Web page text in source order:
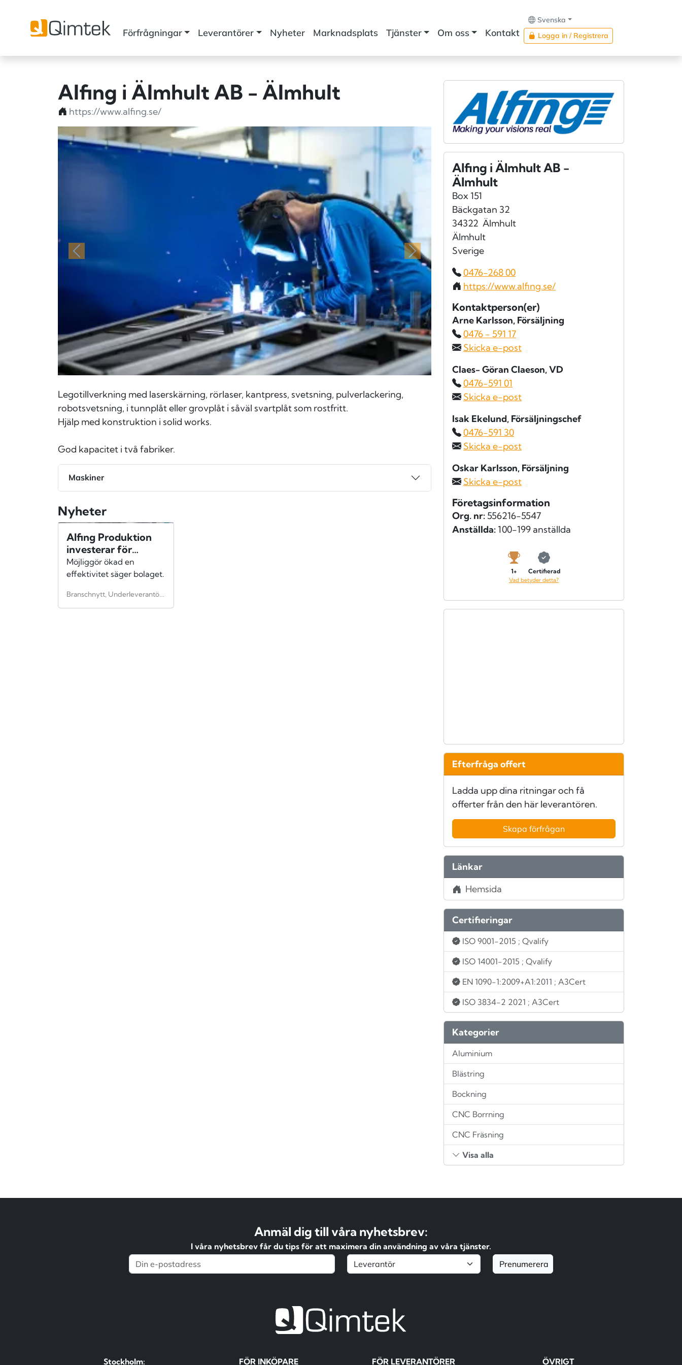
Förfrågningar Leverantörer Nyheter Marknadsplats Tjänster Om oss Kontakt
Svenska
Logga in / Registrera
Alfing i Älmhult AB - Älmhult
https://www.alfing.se/
Föregående Nästa
Legotillverkning med laserskärning, rörlaser, kantpress, svetsning, pulverlackering,
robotsvetsning, i tunnplåt eller grovplåt i såväl svartplåt som rostfritt.
Hjälp med konstruktion i solid works.
God kapacitet i två fabriker.
Maskiner
Nyheter
Alfing Produktion
investerar för
framtiden
Möjliggör ökad en
effektivitet säger bolaget.
Alfing i Älmhult AB -
Älmhult
Box 151
Bäckgatan 32
34322 Älmhult
Älmhult
Sverige
0476-268 00
https://www.alfing.se/
Kontaktperson(er)
Arne Karlsson, Försäljning
0476 - 591 17
Skicka e-post
Claes- Göran Claeson, VD
0476-591 01
Skicka e-post
Isak Ekelund, Försäljningschef
0476-591 30
Skicka e-post
Oskar Karlsson, Försäljning
Skicka e-post
Företagsinformation
Org. nr: 556216-5547
Anställda:100-199 anställda
1+ Certifierad
Vad betyder detta?
Efterfråga offert
Ladda upp dina ritningar och få
offerter från den här leverantören.
Skapa förfrågan
Länkar
Hemsida
Certifieringar
ISO 9001-2015 ; Qvalify
ISO 14001-2015 ; Qvalify
EN 1090-1:2009+A1:2011 ; A3Cert
ISO 3834-2 2021 ; A3Cert
Kategorier
Aluminium
Blästring
Bockning
CNC Borrning
CNC Fräsning
Visa alla
Anmäl dig till våra nyhetsbrev:
I våra nyhetsbrev får du tips för att maximera din användning av våra tjänster.
Prenumerera
Stockholm: FÖR INKÖPARE FÖR LEVERANTÖRER ÖVRIGT